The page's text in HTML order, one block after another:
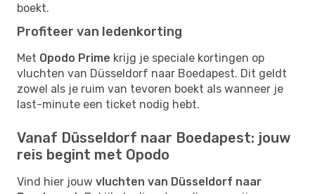
boekt.
Profiteer van ledenkorting
Met Opodo Prime krijg je speciale kortingen op
vluchten van Düsseldorf naar Boedapest. Dit geldt
zowel als je ruim van tevoren boekt als wanneer je
last-minute een ticket nodig hebt.
Vanaf Düsseldorf naar Boedapest: jouw
reis begint met Opodo
Vind hier jouw vluchten van Düsseldorf naar